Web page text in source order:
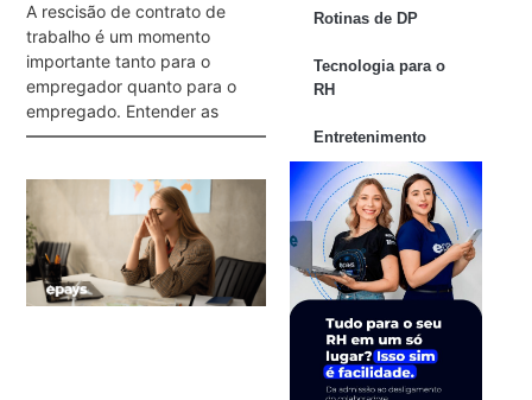
A rescisão de contrato de
trabalho é um momento
importante tanto para o
empregador quanto para o
empregado. Entender as
Rotinas de DP
Tecnologia para o
RH
Entretenimento